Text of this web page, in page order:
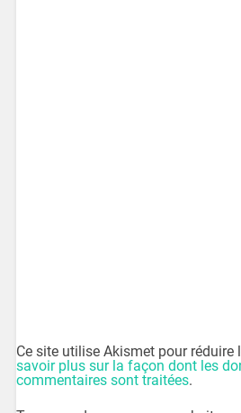
Ce site utilise Akismet pour réduire
savoir plus sur la façon dont les
commentaires sont traitées.